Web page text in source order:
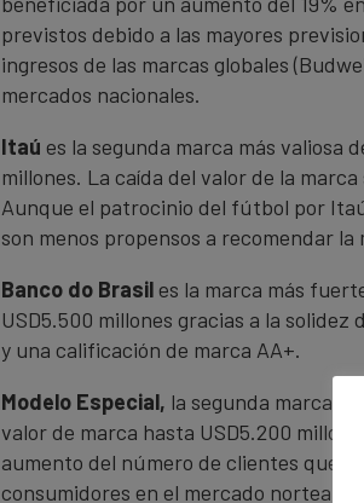
previstos debido a las mayores
ingresos de las marcas globales
mercados nacionales.
Itaú es la segunda marca más valiosa
millones. La caída del valor de la
Aunque el patrocinio del fútbol por
son menos propensos a recomendar
Banco do Brasil es la marca más
USD5.500 millones gracias a la
y una calificación de marca AA+.
Modelo Especial, la segunda marca
valor de marca hasta USD5.200
aumento del número de clientes que
consumidores en el mercado